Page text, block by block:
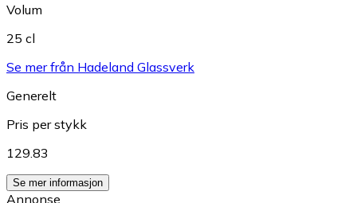
Volum
25 cl
Se mer från Hadeland Glassverk
Generelt
Pris per stykk
129.83
Se mer informasjon
Annonse